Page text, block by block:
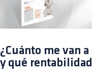
¿Cuánto me van
y qué